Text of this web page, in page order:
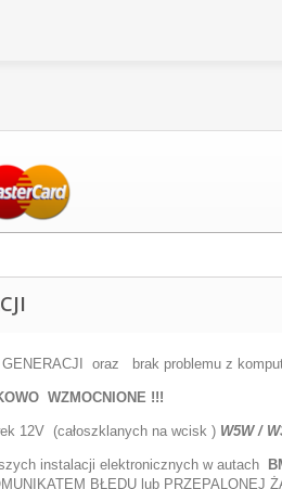
GENERACJI oraz brak problemu z
WZMOCNIONE !!!
12V (całoszklanych na wcisk ) W5W /
instalacji elektronicznych w autach
BŁĘDU lub PRZEPALONEJ